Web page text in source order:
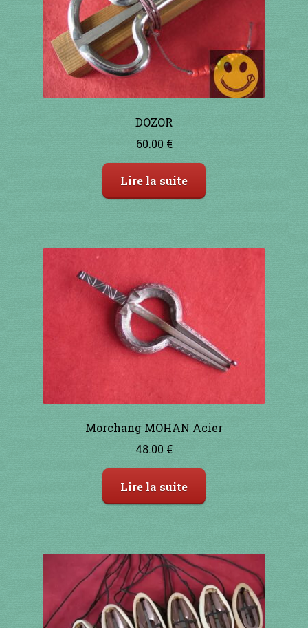
1 à 10€
11 à 20€
21 à 30€
DOZOR
60.00 €
Lire la suite
Morchang MOHAN Acier
48.00 €
Lire la suite